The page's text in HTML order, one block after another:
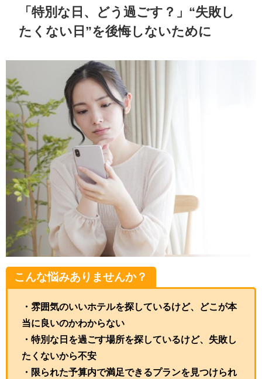
「特別な日、どう過ごす？」“失敗し
たくない日”を後悔しないために
こんな悩みありませんか？
・雰囲気のいいホテルを探しているけど、どこが本
当に良いのかわからない
・特別な日を過ごす場所を探しているけど、失敗し
たくないから不安
・限られた予算内で満足できるプランを見つけられ